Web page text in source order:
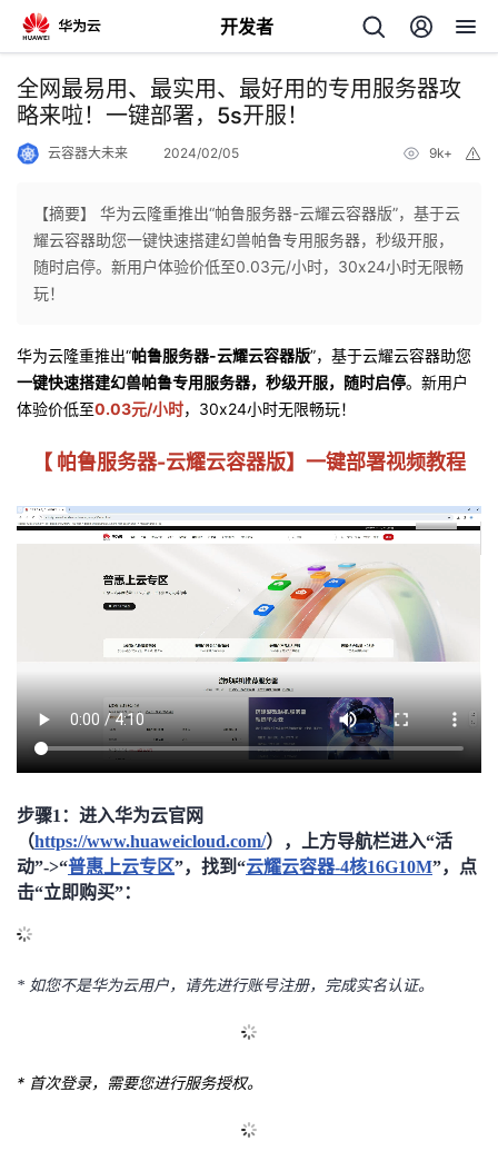
开发者
返
回
个
主
的
者
博
客
的
论
坛
我
的
圈
子
我
的
直
我
的我
我
发
堂
我
的
课
我
的
我
藏
Programs
的
我
的
技
术
我
的
云
全网最易用、最实用、最好用的专用服务器攻
略来啦！一键部署，5s开服！
云容器大未来 2024/02/05 9k+
【摘要】 华为云隆重推出“帕鲁服务器-云耀云容器版”，基于云
耀云容器助您一键快速搭建幻兽帕鲁专用服务器，秒级开服，
随时启停。新用户体验价低至0.03元/小时，30x24小时无限畅
玩！
华为云隆重推出“帕鲁服务器-云耀云容器版”，基于云耀云容器助您
一键快速搭建幻兽帕鲁专用服务器，秒级开服，随时启停。 新用户
体验价低至0.03元/小时，30x24小时无限畅玩！
【 帕鲁服务器-云耀云容器版】一键部署视频教程
步骤1：进入华为云官网
（https://www.huaweicloud.com/），上方导航栏进入“活
动”->“普惠上云专区”，找到“云耀云容器-4核16G10M”，点
击“立即购买”：
* 如您不是华为云用户，请先进行账号注册，完成实名认证。
* 首次登录，需要您进行服务授权。